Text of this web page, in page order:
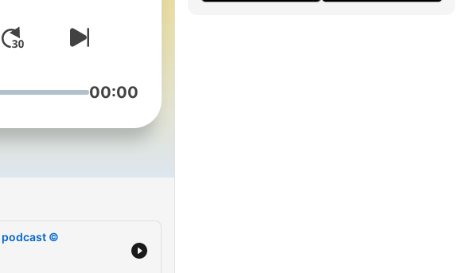
00:00
podcast ©